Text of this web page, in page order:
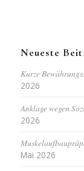
Neueste
Kurze
2026
Anklage wegen
2026
Mai 2026